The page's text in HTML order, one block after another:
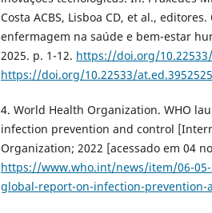
Costa ACBS, Lisboa CD, et al.,
enfermagem na saúde e bem-estar
2025. p. 1-12. https://doi.org/10.22533/
https://doi.org/10.22533/
4. World Health Organization. WHO
infection prevention and control
Organization; 2022 [acessado em 04
https://www.who.int/news/item/06-
global-report-on-infection-prevention-